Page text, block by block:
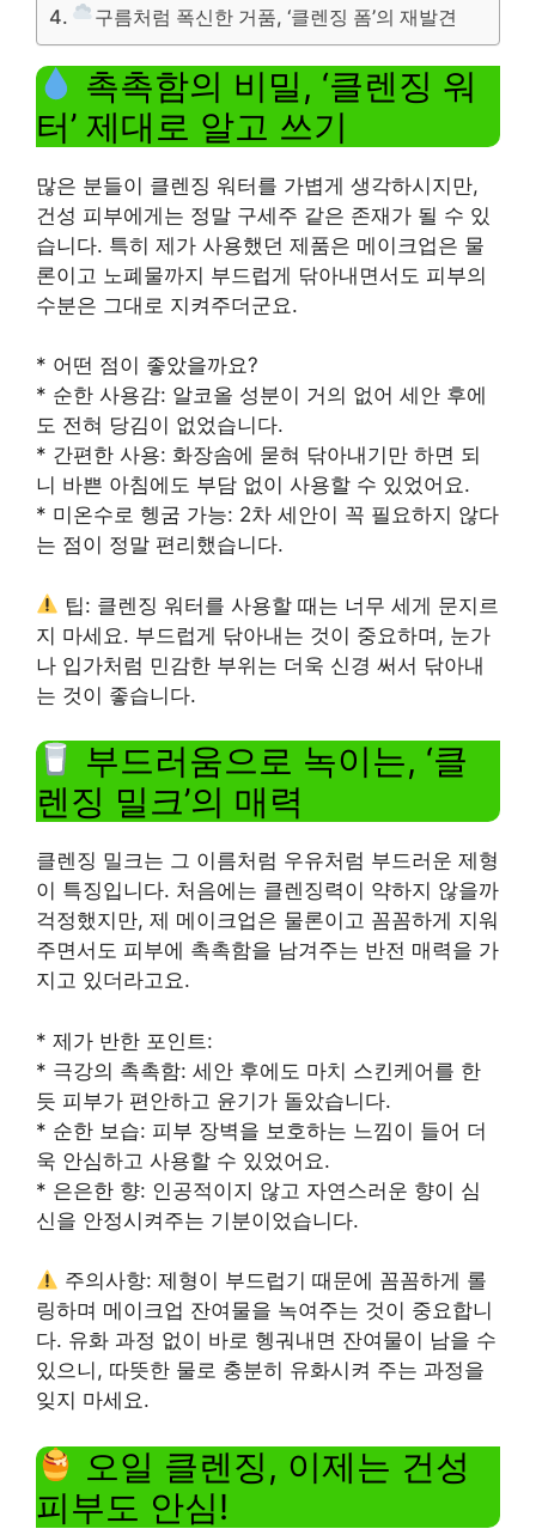
구름처럼 폭신한 거품, ‘클렌징 폼’의 재발견
촉촉함의 비밀, ‘클렌징 워
터’ 제대로 알고 쓰기
많은 분들이 클렌징 워터를 가볍게 생각하시지만,
건성 피부에게는 정말 구세주 같은 존재가 될 수 있
습니다. 특히 제가 사용했던 제품은 메이크업은 물
론이고 노폐물까지 부드럽게 닦아내면서도 피부의
수분은 그대로 지켜주더군요.
* 어떤 점이 좋았을까요?
* 순한 사용감: 알코올 성분이 거의 없어 세안 후에
도 전혀 당김이 없었습니다.
* 간편한 사용: 화장솜에 묻혀 닦아내기만 하면 되
니 바쁜 아침에도 부담 없이 사용할 수 있었어요.
* 미온수로 헹굼 가능: 2차 세안이 꼭 필요하지 않다
는 점이 정말 편리했습니다.
팁: 클렌징 워터를 사용할 때는 너무 세게 문지르
지 마세요. 부드럽게 닦아내는 것이 중요하며, 눈가
나 입가처럼 민감한 부위는 더욱 신경 써서 닦아내
는 것이 좋습니다.
부드러움으로 녹이는, ‘클
렌징 밀크’의 매력
클렌징 밀크는 그 이름처럼 우유처럼 부드러운 제형
이 특징입니다. 처음에는 클렌징력이 약하지 않을까
걱정했지만, 제 메이크업은 물론이고 꼼꼼하게 지워
주면서도 피부에 촉촉함을 남겨주는 반전 매력을 가
지고 있더라고요.
* 제가 반한 포인트:
* 극강의 촉촉함: 세안 후에도 마치 스킨케어를 한
듯 피부가 편안하고 윤기가 돌았습니다.
* 순한 보습: 피부 장벽을 보호하는 느낌이 들어 더
욱 안심하고 사용할 수 있었어요.
* 은은한 향: 인공적이지 않고 자연스러운 향이 심
신을 안정시켜주는 기분이었습니다.
주의사항: 제형이 부드럽기 때문에 꼼꼼하게 롤
링하며 메이크업 잔여물을 녹여주는 것이 중요합니
다. 유화 과정 없이 바로 헹궈내면 잔여물이 남을 수
있으니, 따뜻한 물로 충분히 유화시켜 주는 과정을
잊지 마세요.
오일 클렌징, 이제는 건성
피부도 안심!